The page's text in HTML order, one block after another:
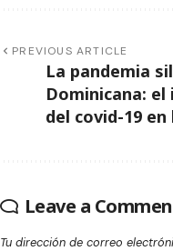
PREVIOUS ARTICLE
La pandemia
Dominicana:
del covid-19
Leave a
Tu dirección de correo